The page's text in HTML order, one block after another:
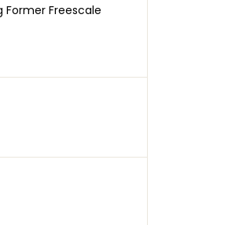
Former Freescale